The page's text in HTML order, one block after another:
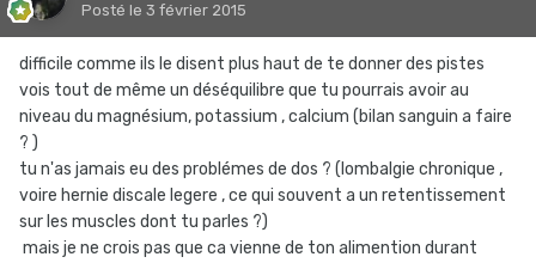
Posté le 3 février 2015
difficile comme ils le disent plus haut de te donner des pistes
vois tout de même un déséquilibre que tu pourrais avoir au
niveau du magnésium, potassium , calcium (bilan sanguin a faire
? )
tu n'as jamais eu des problémes de dos ? (lombalgie chronique ,
voire hernie discale legere , ce qui souvent a un retentissement
sur les muscles dont tu parles ?)
mais je ne crois pas que ca vienne de ton alimention durant